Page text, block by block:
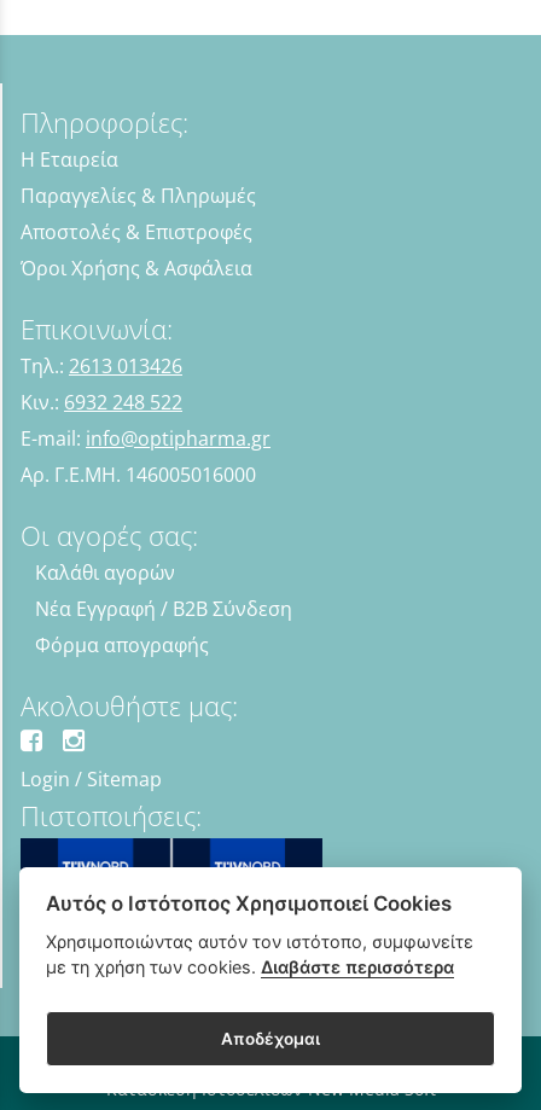
Πληροφορίες:
Η Εταιρεία
Παραγγελίες & Πληρωμές
Αποστολές & Επιστροφές
Όροι Χρήσης & Ασφάλεια
Επικοινωνία:
Τηλ.: 2613 013426
Κιν.: 6932 248 522
E-mail: info@optipharma.gr
Αρ. Γ.Ε.ΜΗ. 146005016000
Οι αγορές σας:
Καλάθι αγορών
Νέα Εγγραφή / B2B Σύνδεση
Φόρμα απογραφής
Ακολουθήστε μας:
Login / Sitemap
Πιστοποιήσεις:
Copyright © 2018 - 2026 B2B Οπτικά - Optipharma e-shop
Κατασκευή Ιστοσελίδων New Media Soft
Αυτός ο Ιστότοπος Χρησιμοποιεί Cookies
Χρησιμοποιώντας αυτόν τον ιστότοπο, συμφωνείτε
με τη χρήση των cookies.Διαβάστε περισσότερα
Αποδέχομαι